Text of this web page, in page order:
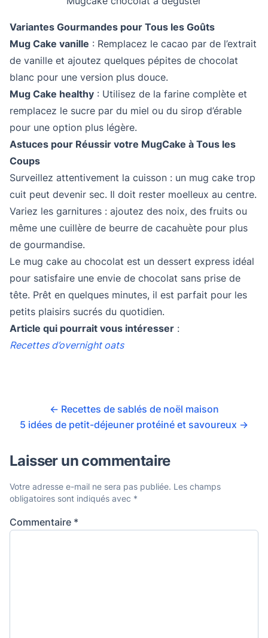
Variantes Gourmandes pour Tous les Goûts
Mug Cake vanille : Remplacez le cacao par de l’extrait
de vanille et ajoutez quelques pépites de chocolat
blanc pour une version plus douce.
Mug Cake healthy : Utilisez de la farine complète et
remplacez le sucre par du miel ou du sirop d’érable
pour une option plus légère.
Astuces pour Réussir votre MugCake à Tous les
Coups
Surveillez attentivement la cuisson : un mug cake trop
cuit peut devenir sec. Il doit rester moelleux au centre.
Variez les garnitures : ajoutez des noix, des fruits ou
même une cuillère de beurre de cacahuète pour plus
de gourmandise.
Le mug cake au chocolat est un dessert express idéal
pour satisfaire une envie de chocolat sans prise de
tête. Prêt en quelques minutes, il est parfait pour les
petits plaisirs sucrés du quotidien.
Article qui pourrait vous intéresser :
Recettes d’overnight oats
← Recettes de sablés de noël maison
5 idées de petit-déjeuner protéiné et savoureux →
Laisser un commentaire
Votre adresse e-mail ne sera pas publiée. Les champs
obligatoires sont indiqués avec *
Commentaire *